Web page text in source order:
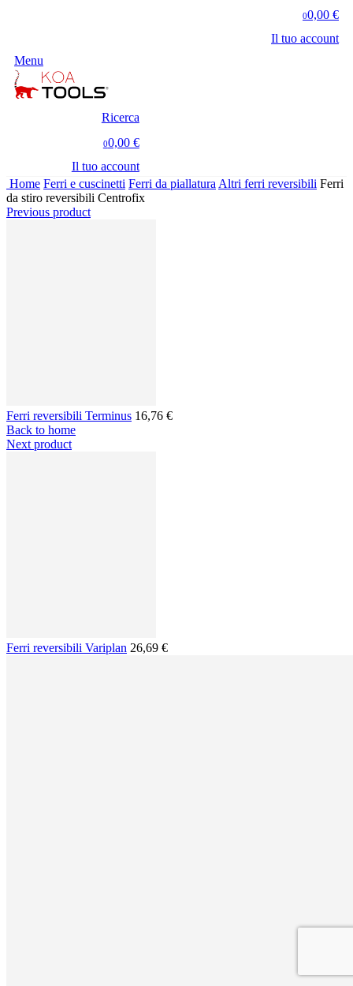
00,00 €
Il tuo account
Menu
Ricerca
00,00 €
Il tuo account
Home Ferri e cuscinetti Ferri da piallatura Altri ferri reversibili Ferri
da stiro reversibili Centrofix
Previous product
Ferri reversibili Terminus 16,76 €
Back to home
Next product
Ferri reversibili Variplan 26,69 €